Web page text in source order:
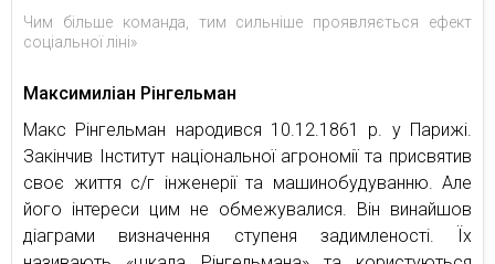
Чим більше команда, тим сильніше проявляється ефект
соціальної ліні»
Максимиліан Рінгельман
Макс Рінгельман народився 10.12.1861 р. у Парижі.
Закінчив Інститут національної агрономії та присвятив
своє життя с/г інженерії та машинобудуванню. Але
його інтереси цим не обмежувалися. Він винайшов
діаграми визначення ступеня задимленості. Їх